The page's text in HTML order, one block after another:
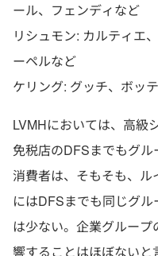
ール、フェンディなど
リシュモン: カルティエ
ーペルなど
ケリング: グッチ、ボッ
LVMHにおいては、高級
免税店のDFSまでもグ
消費者は、そもそも、
にはDFSまでも同じグ
は少ない。企業グルー
響することはほぼないと